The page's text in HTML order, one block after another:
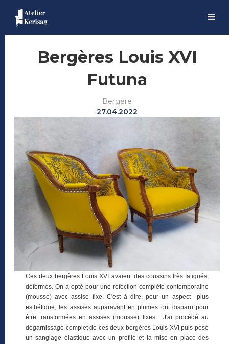
Bergères Louis XVI
Futuna
Bergère
27.04.2022
Ces deux bergères Louis XVI avaient des coussins très fatigués,
déformés. On a opté pour une réfection complète contemporaine
(mousse) avec assise fixe. C'est à dire, pour un aspect plus
esthétique, les assises auparavant en plumes ont disparu pour
être transformées en assises (mousse) fixes . J'ai procédé au
dégarnissage complet de ces deux bergères Louis XVI puis posé
un sanglage élastique avec un profilé et la mise en place des